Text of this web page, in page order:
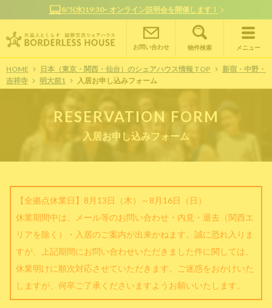
を開催します！ オンラインで簡単相談！お部屋探しサ
お問い合わせ 物件検索 メニュー
HOME 日本（東京・関西・仙台）のシェアハウス情報 TOP
新宿・中野・
吉祥寺
明大前1 入居お申し込みフォーム
RESERVATION FORM
入居お申し込みフォーム
【全拠点休業日】8月13日（木）～8月16日（日）
休業期間中は、メール等のお問い合わせ・内見・退去（関西エ
リアを除く）・入居のご案内が出来かねます。誠に恐れ入りま
すが、上記期間にお問い合わせいただきました件に関しては、
休業明けに順次対応させていただきます。ご迷惑をおかけいた
しますが、何卒ご了承くださいますようお願いいたします。